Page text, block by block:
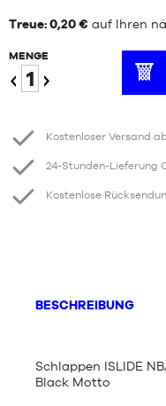
Treue: 0,20 € auf Ihren
MENGE
Kostenloser Versand
24-Stunden-Lieferung
Kostenlose
BESCHREIBUNG
Schlappen ISLIDE
Black Motto